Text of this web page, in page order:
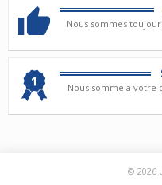
Nous sommes
Nous somme a votre
© 2026